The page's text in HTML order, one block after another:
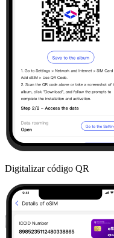
Digitalizar código QR